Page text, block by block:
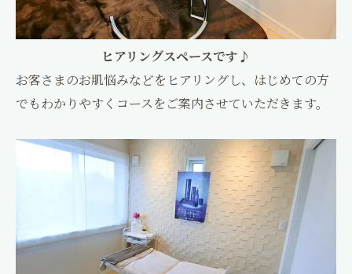
ヒアリングスペースです♪
お客さまのお肌悩みなどをヒアリングし、はじめての方
でもわかりやすくコースをご案内させていただきます。